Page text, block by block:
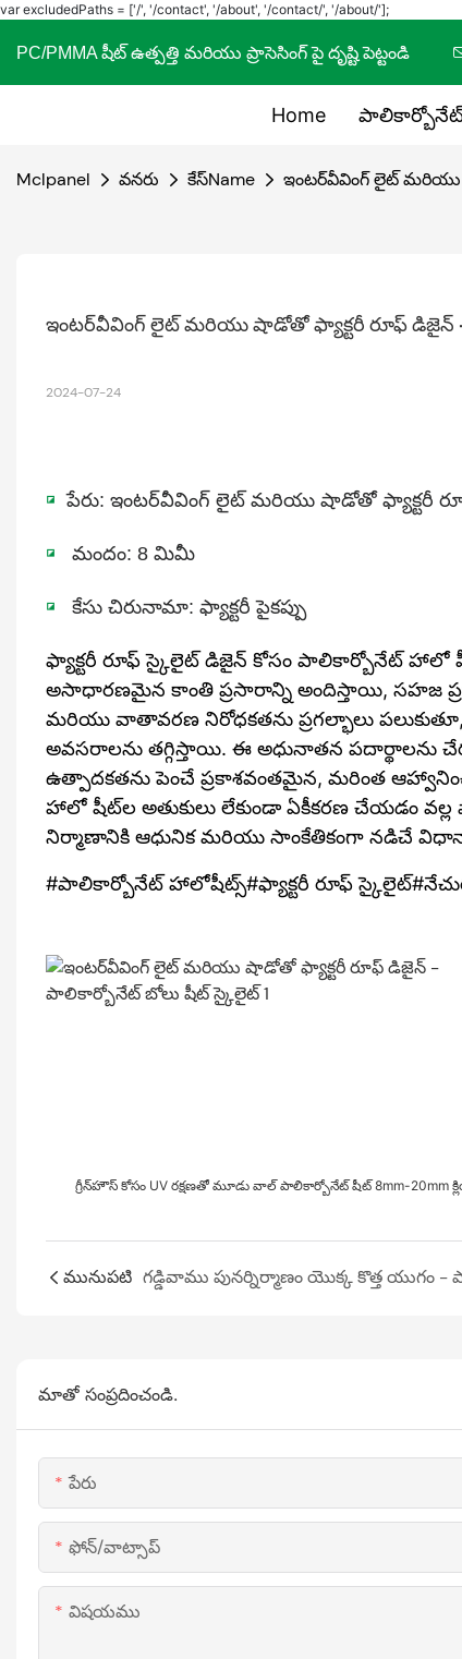
var excludedPaths = ['/', '/contact', '/about', '/contact/', '/about/'];
PC/PMMA షీట్ ఉత్పత్తి మరియు ప్రాసెసింగ్ పై దృష్టి పెట్టండి
Home పాలికార్బోనేట్
Mclpanel వనరు కేస్Name ఇంటర్‌వీవింగ్ లైట్
ఇంటర్‌వీవింగ్ లైట్ మరియు షాడోతో ఫ్యాక్టరీ రూఫ్
2024-07-24
◪పేరు: ఇంటర్‌వీవింగ్ లైట్ మరియు షాడోతో ఫ్యాక్టరీ
◪ మందం: 8 మిమీ
◪ కేసు చిరునామా: ఫ్యాక్టరీ పైకప్పు
ఫ్యాక్టరీ రూఫ్ స్కైలైట్ డిజైన్ కోసం పాలికార్బోనేట్ హాలో
అసాధారణమైన కాంతి ప్రసారాన్ని అందిస్తాయి, సహజ
మరియు వాతావరణ నిరోధకతను ప్రగల్భాలు
అవసరాలను తగ్గిస్తాయి. ఈ అధునాతన పదార్థాలను
ఉత్పాదకతను పెంచే ప్రకాశవంతమైన, మరింత
హాలో షీట్‌ల అతుకులు లేకుండా ఏకీకరణ చేయడం వల్ల
నిర్మాణానికి ఆధునిక మరియు సాంకేతికంగా నడిచే విధానాన్ని
#పాలికార్బోనేట్ హాలోషీట్స్#ఫ్యాక్టరీ రూఫ్
గ్రీన్‌హౌస్ కోసం UV రక్షణతో మూడు వాల్ పాలికార్బోనేట్ షీట్ 8mm-20mm
మునుపటి
మాతో సంప్రదించండి.
పేరు
ఫోన్/వాట్సాప్
విషయము